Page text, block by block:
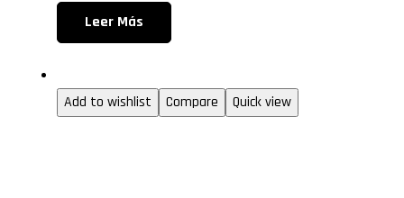
Leer Más
Add to wishlist
Compare Quick view